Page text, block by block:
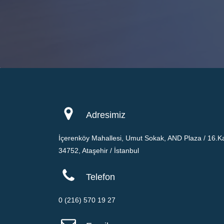
Adresimiz
İçerenköy Mahallesi, Umut Sokak, AND Plaza /
34752, Ataşehir / İstanbul
Telefon
0 (216) 570 19 27